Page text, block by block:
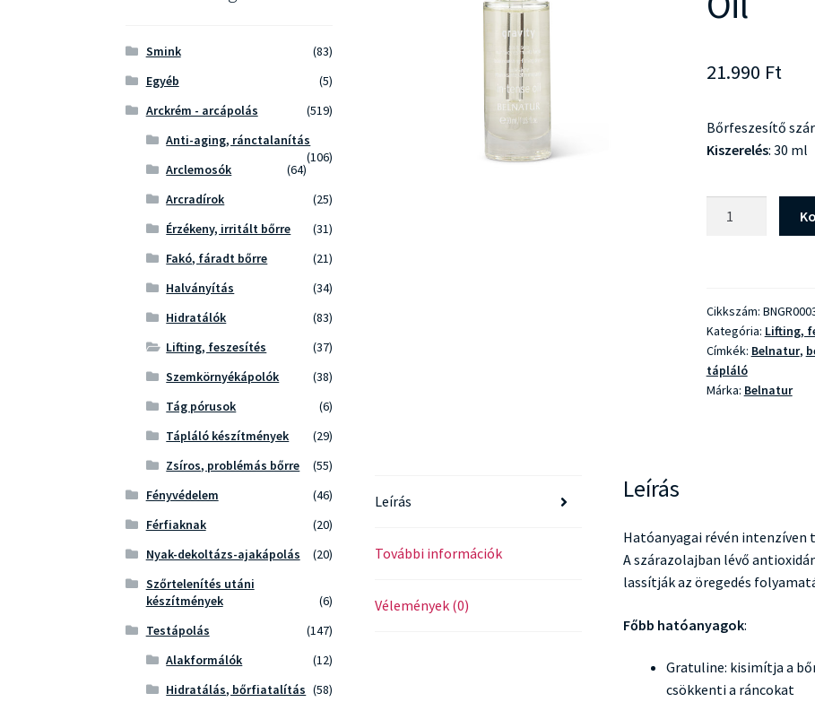
21.990 Ft
Bőrfeszesítő
Kiszerelés: 30 ml
mennyiség
Cikkszám:
Kategória: Lifting,
Címkék: Belnatur,
tápláló
Márka: Belnatur
Leírás
További információk
Vélemények (0)
Leírás
Hatóanyagai révén
A szárazolajban lévő
lassítják az öregedés
Főbb hatóanyagok:
Gratuline: kisimítja a
csökkenti a ráncokat
Smink
(83)
Egyéb
(5)
Arckrém - arcápolás
(519)
Anti-aging, ránctalanítás
(106)
Arclemosók
(64)
Arcradírok
(25)
Érzékeny, irritált bőrre
(31)
Fakó, fáradt bőrre
(21)
Halványítás
(34)
Hidratálók
(83)
Lifting, feszesítés
(37)
Szemkörnyékápolók
(38)
Tág pórusok
(6)
Tápláló készítmények
(29)
Zsíros, problémás bőrre
(55)
Fényvédelem
(46)
Férfiaknak
(20)
Nyak-dekoltázs-ajakápolás
(20)
Szőrtelenítés utáni
készítmények
(6)
Testápolás
(147)
Alakformálók
(12)
Hidratálás, bőrfiatalítás (58)